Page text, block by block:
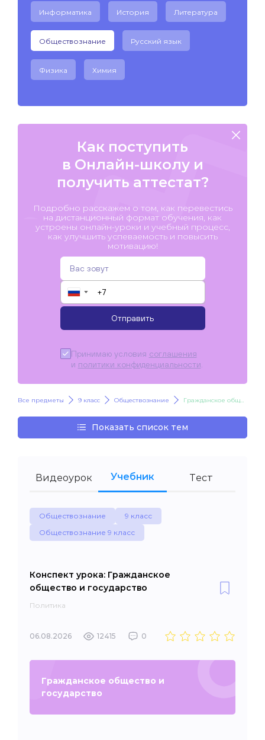
Информатика История Литература
Обществознание Русский язык
Физика Химия
Как поступить
в Онлайн-школу и
получить аттестат?
Подробно расскажем о том, как перевестись
на дистанционный формат обучения, как
устроены онлайн-уроки и учебный процесс,
как улучшить успеваемость и повысить
мотивацию!
▼
Отправить
Принимаю условия соглашения
и политики конфиденциальности
Все предметы 9 класс Обществознание Гражданское общество и государство
Показать список тем
Видеоурок Учебник Тест
Обществознание
9 класс
Обществознание 9 класс
Конспект урока: Гражданское
общество и государство
Политика
06.08.2026 12415 0
Гражданское общество и
государство